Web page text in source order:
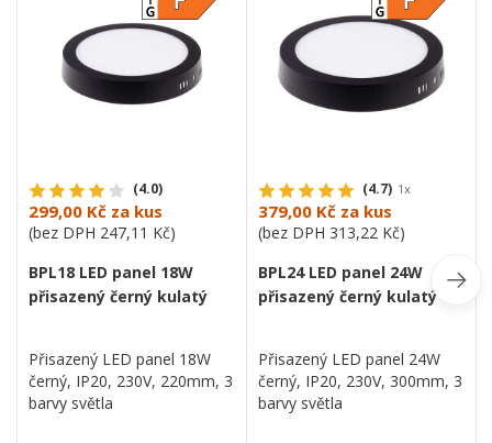
(4.0)
299,00 Kč za kus
(bez DPH 247,11 Kč)
BPL18 LED panel 18W
přisazený černý kulatý
Přisazený LED panel 18W
černý, IP20, 230V, 220mm, 3
barvy světla
(4.7) 1x
379,00 Kč za kus
(bez DPH 313,22 Kč)
BPL24 LED panel 24W
přisazený černý kulatý
Přisazený LED panel 24W
černý, IP20, 230V, 300mm, 3
barvy světla